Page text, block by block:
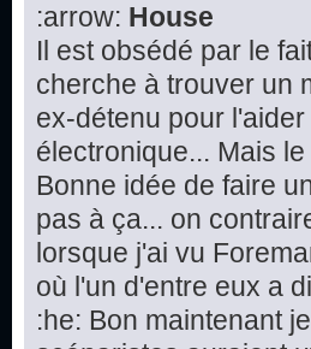
:arrow: House
Il est obsédé par le
cherche à trouver un
ex-détenu pour
électronique... Mais
Bonne idée de faire
pas à ça... on
lorsque j'ai vu
où l'un d'entre eux a
:he: Bon maintenant